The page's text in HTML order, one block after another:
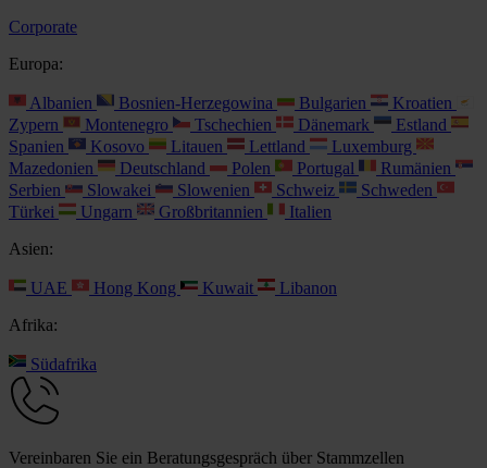
Corporate
Europa:
Albanien Bosnien-Herzegowina Bulgarien
Kroatien
Zypern
Montenegro Tschechien Dänemark
Estland
Spanien
Kosovo Litauen Lettland
Luxemburg
Mazedonien
Deutschland Polen Portugal
Rumänien
Serbien
Slowakei Slowenien Schweiz
Schweden
Türkei
Ungarn Großbritannien
Italien
Asien:
UAE Hong Kong Kuwait
Libanon
Afrika:
Südafrika
Vereinbaren Sie ein Beratungsgespräch über Stammzellen